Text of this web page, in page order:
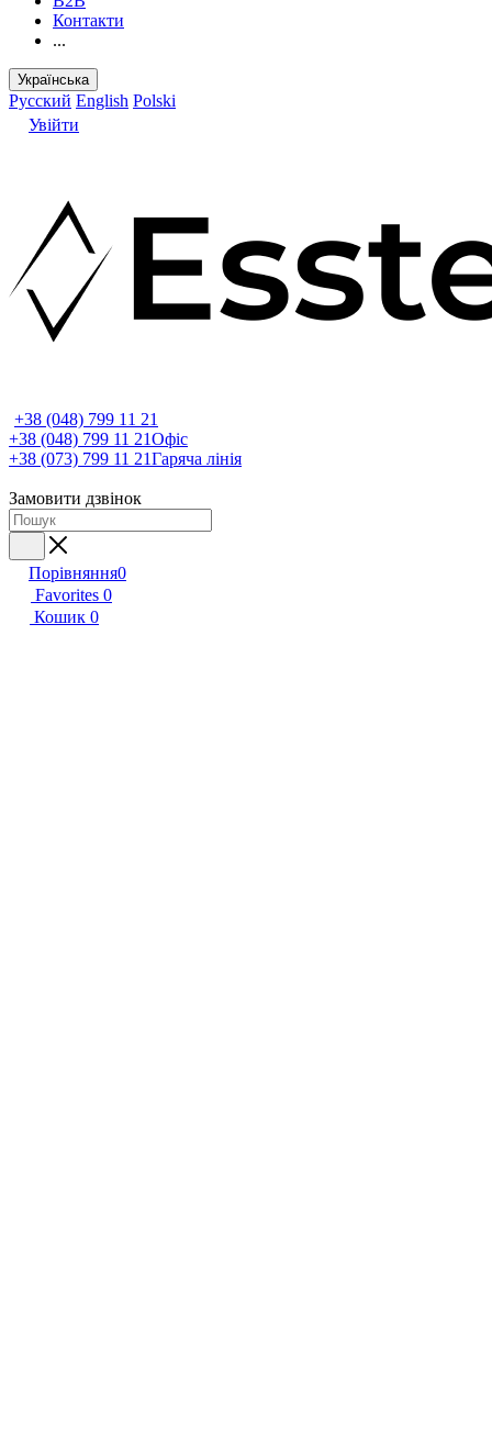
Контакти
...
Українська
Русский English Polski
Увійти
+38 (048) 799 11 21
+38 (048) 799 11 21Офіс
+38 (073) 799 11 21Гаряча лінія
Замовити дзвінок
Порівняння0
Favorites 0
Кошик 0